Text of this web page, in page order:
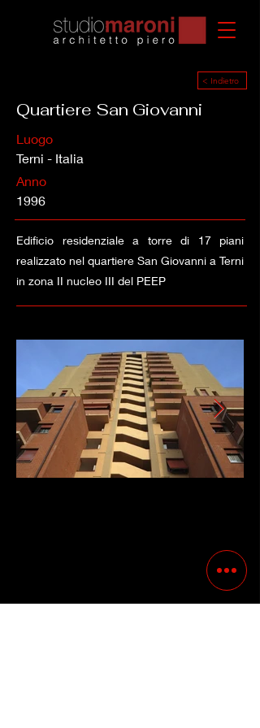
< Indietro
Quartiere San Giovanni
Luogo
Terni - Italia
Anno
1996
Edificio residenziale a torre di 17 piani
realizzato nel quartiere San Giovanni a Terni
in zona II nucleo III del PEEP